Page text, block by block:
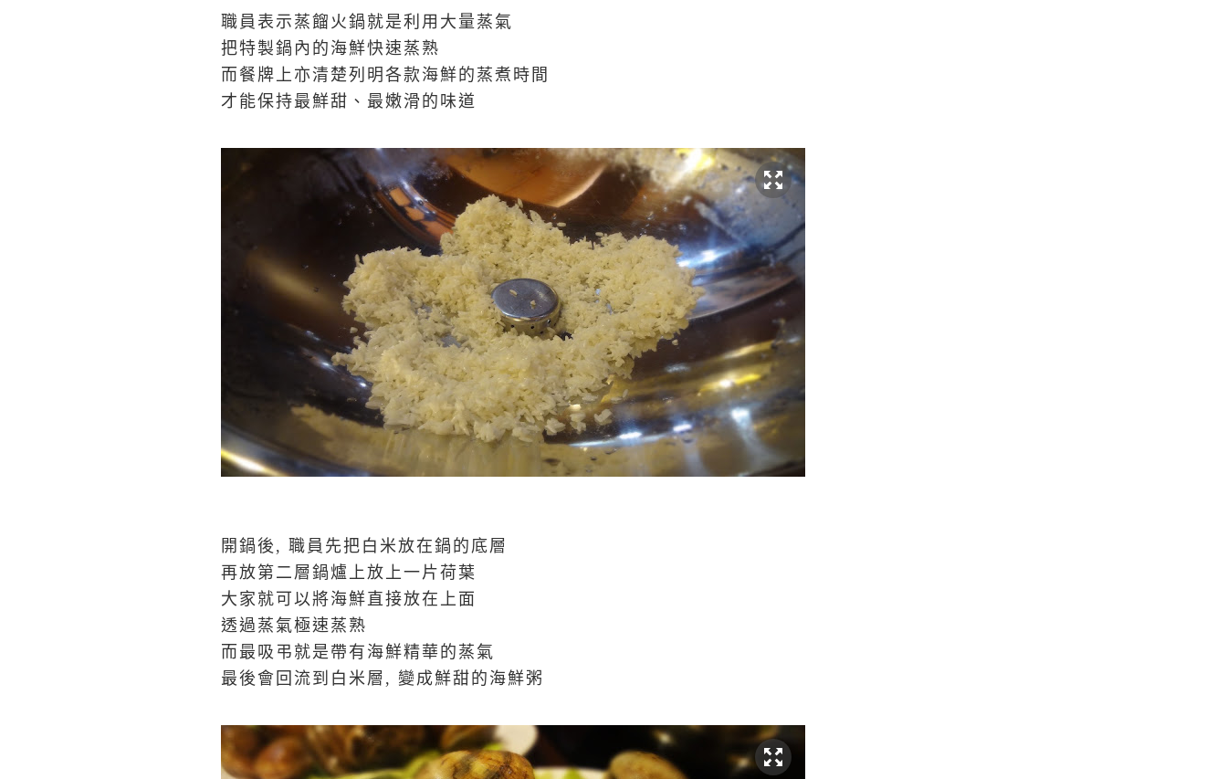
職員表示蒸餾火鍋就是利用大量蒸氣
把特製鍋內的海鮮快速蒸熟
而餐牌上亦清楚列明各款海鮮的蒸煮時間
才能保持最鮮甜、最嫩滑的味道
開鍋後, 職員先把白米放在鍋的底層
再放第二層鍋爐上放上一片荷葉
大家就可以將海鮮直接放在上面
透過蒸氣極速蒸熟
而最吸弔就是帶有海鮮精華的蒸氣
最後會回流到白米層, 變成鮮甜的海鮮粥